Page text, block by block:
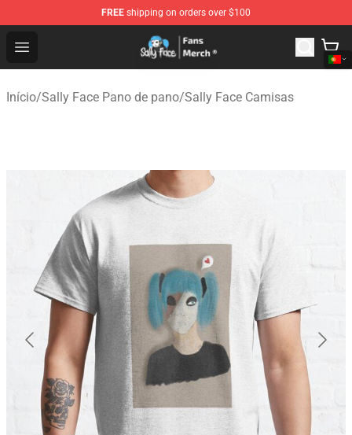
FREE shipping on orders over $100
Open menu
Sally Face Store - Official Sally Face Merchandise Shop
Início/Sally Face Pano de pano/Sally Face Camisas